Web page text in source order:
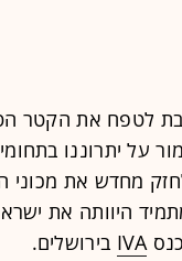
לטפח את הקטר
יתרוננו בתחומי
מחדש את מכוני
היוותה את
IVA בירושלים.